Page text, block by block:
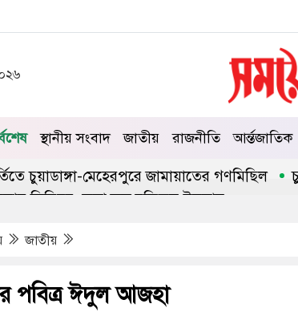
স্থানীয় সংবাদ জাতীয় রাজনীতি আর্ন্তজাতিক
মেহেরপুরে জামায়াতের গণমিছিল
জেলা জজ রফিকুল ইসলাম
জাতীয়
পবিত্র ঈদুল আজহা